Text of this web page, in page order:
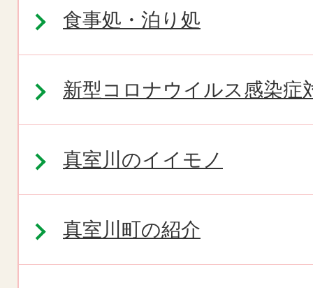
食事処・泊り処
新型コロナウイルス感染症
真室川のイイモノ
真室川町の紹介